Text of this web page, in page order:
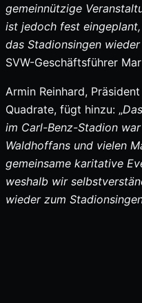
gemeinnützige
ist jedoch fest
das Stadionsingen
SVW-Geschäftsführer
Armin Reinhard,
Quadrate, fügt hinzu: „
im Carl-Benz-Stadion
Waldhoffans und vielen
gemeinsame karitative
weshalb wir
wieder zum